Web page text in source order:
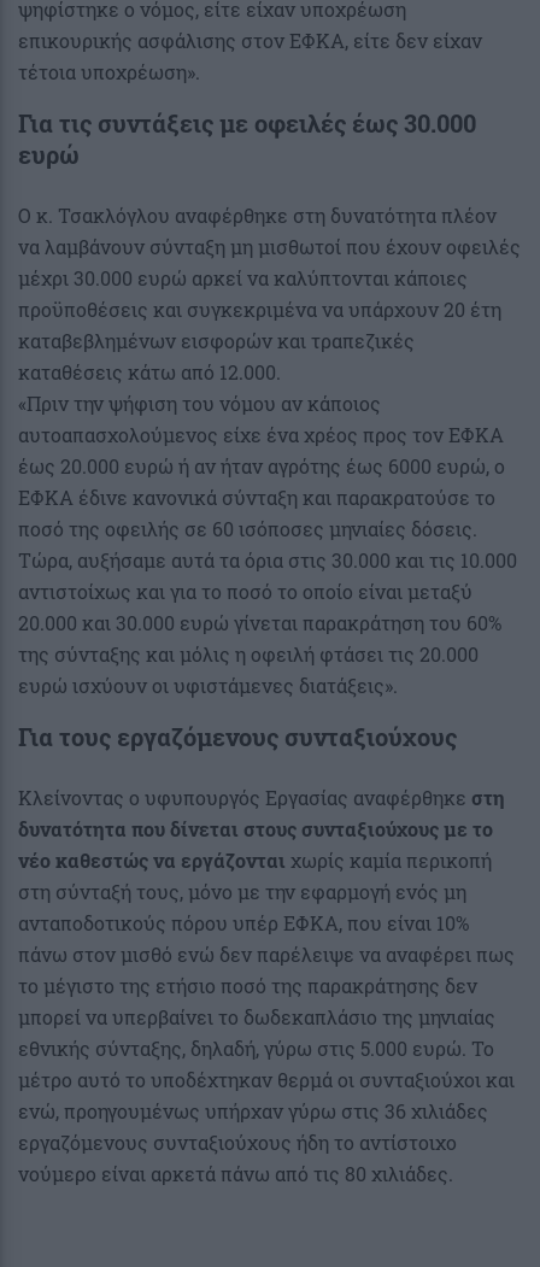
ψηφίστηκε ο νόμος, είτε είχαν υποχρέωση
επικουρικής ασφάλισης στον ΕΦΚΑ, είτε δεν είχαν
τέτοια υποχρέωση».
Για τις συντάξεις με οφειλές έως 30.000
ευρώ
Ο κ. Τσακλόγλου αναφέρθηκε στη δυνατότητα πλέον
να λαμβάνουν σύνταξη μη μισθωτοί που έχουν οφειλές
μέχρι 30.000 ευρώ αρκεί να καλύπτονται κάποιες
προϋποθέσεις και συγκεκριμένα να υπάρχουν 20 έτη
καταβεβλημένων εισφορών και τραπεζικές
καταθέσεις κάτω από 12.000.
«Πριν την ψήφιση του νόμου αν κάποιος
αυτοαπασχολούμενος είχε ένα χρέος προς τον ΕΦΚΑ
έως 20.000 ευρώ ή αν ήταν αγρότης έως 6000 ευρώ, ο
ΕΦΚΑ έδινε κανονικά σύνταξη και παρακρατούσε το
ποσό της οφειλής σε 60 ισόποσες μηνιαίες δόσεις.
Τώρα, αυξήσαμε αυτά τα όρια στις 30.000 και τις 10.000
αντιστοίχως και για το ποσό το οποίο είναι μεταξύ
20.000 και 30.000 ευρώ γίνεται παρακράτηση του 60%
της σύνταξης και μόλις η οφειλή φτάσει τις 20.000
ευρώ ισχύουν οι υφιστάμενες διατάξεις».
Για τους εργαζόμενους συνταξιούχους
Κλείνοντας ο υφυπουργός Εργασίας αναφέρθηκε στη
δυνατότητα που δίνεται στους συνταξιούχους με το
νέο καθεστώς να εργάζονται χωρίς καμία περικοπή
στη σύνταξή τους, μόνο με την εφαρμογή ενός μη
ανταποδοτικούς πόρου υπέρ ΕΦΚΑ, που είναι 10%
πάνω στον μισθό ενώ δεν παρέλειψε να αναφέρει πως
το μέγιστο της ετήσιο ποσό της παρακράτησης δεν
μπορεί να υπερβαίνει το δωδεκαπλάσιο της μηνιαίας
εθνικής σύνταξης, δηλαδή, γύρω στις 5.000 ευρώ. Το
μέτρο αυτό το υποδέχτηκαν θερμά οι συνταξιούχοι και
ενώ, προηγουμένως υπήρχαν γύρω στις 36 χιλιάδες
εργαζόμενους συνταξιούχους ήδη το αντίστοιχο
νούμερο είναι αρκετά πάνω από τις 80 χιλιάδες.